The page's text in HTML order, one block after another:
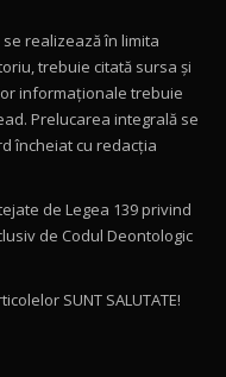
4MATIC+ / Test
Drive AutoBlog.MD
AutoBlog.MD
luxul / AutoBlog.MD
realizează în limita
trebuie citată sursa și
informaționale trebuie
Prelucarea integrală se
încheiat cu redacţia
de Legea 139 privind
de Codul Deontologic
SUNT SALUTATE!